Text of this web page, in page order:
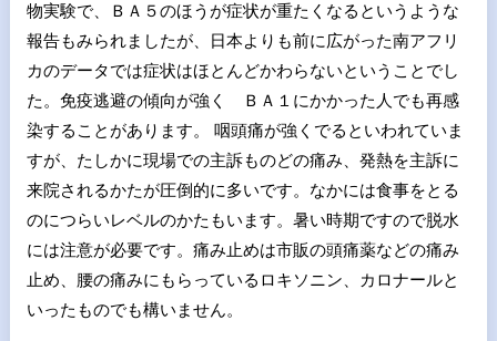
物実験で、ＢＡ５のほうが症状が重たくなるというような
報告もみられましたが、日本よりも前に広がった南アフリ
カのデータでは症状はほとんどかわらないということでし
た。免疫逃避の傾向が強く ＢＡ１にかかった人でも再感
染することがあります。 咽頭痛が強くでるといわれていま
すが、たしかに現場での主訴ものどの痛み、発熱を主訴に
来院されるかたが圧倒的に多いです。なかには食事をとる
のにつらいレベルのかたもいます。暑い時期ですので脱水
には注意が必要です。痛み止めは市販の頭痛薬などの痛み
止め、腰の痛みにもらっているロキソニン、カロナールと
いったものでも構いません。